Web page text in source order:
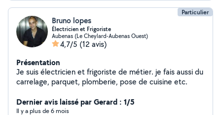
Particulier
Bruno lopes
Électricien et Frigoriste
Aubenas (Le Cheylard-Aubenas Ouest)
4,7/5 (12 avis)
Présentation
Je suis électricien et frigoriste de métier. je fais aussi du
carrelage, parquet, plomberie, pose de cuisine etc.
Dernier avis laissé par Gerard : 1/5
Il y a plus de 6 mois